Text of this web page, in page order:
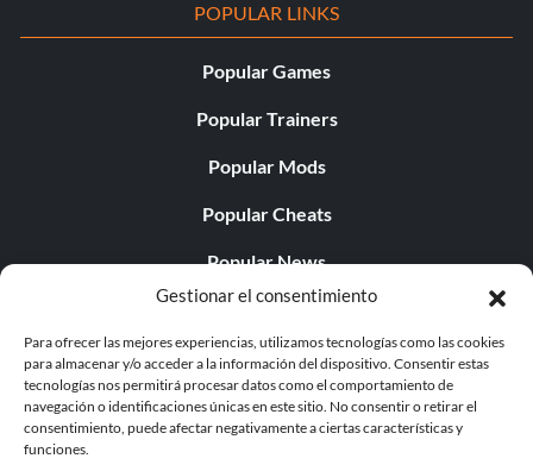
Gestionar el consentimiento
Para ofrecer las mejores experiencias, utilizamos tecnologías como las cookies
para almacenar y/o acceder a la información del dispositivo. Consentir estas
tecnologías nos permitirá procesar datos como el comportamiento de
navegación o identificaciones únicas en este sitio. No consentir o retirar el
consentimiento, puede afectar negativamente a ciertas características y
funciones.
POPULAR LINKS
Popular Games
Popular Trainers
Popular Mods
Popular Cheats
Popular News
Popular Editorials
Popular Free Games
LATEST UPDATES